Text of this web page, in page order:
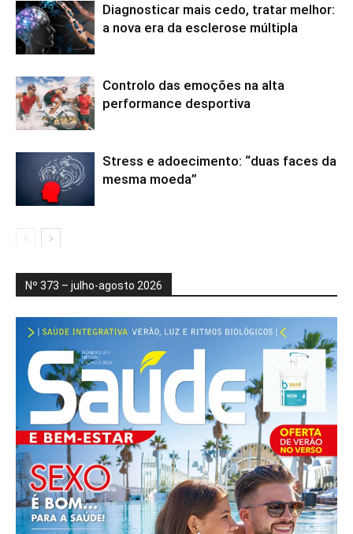
Diagnosticar mais cedo, tratar melhor:
a nova era da esclerose múltipla
Controlo das emoções na alta
performance desportiva
Stress e adoecimento: “duas faces da
mesma moeda”
Nº 373 – julho-agosto 2026